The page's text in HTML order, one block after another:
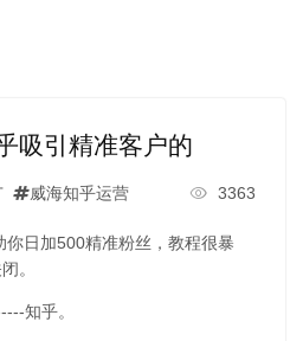
吸引精准客户的
威海知乎运营 3363
你日加500精准粉丝，教程很暴
。
知乎。